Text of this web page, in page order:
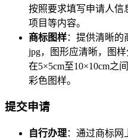
按照要求填写申请人信
项目等内容。
商标图样：提供清晰的
jpg，图形应清晰，图
在5×5cm至10×10cm之
彩色图样。
提交申请
自行办理：通过商标网